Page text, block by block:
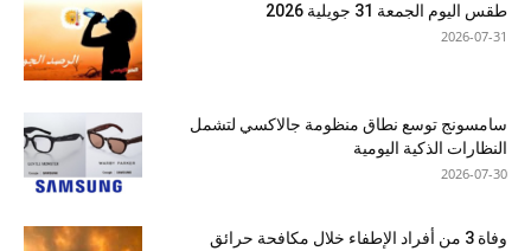
طقس اليوم الجمعة 31 جويلية 2026
2026-07-31
سامسونج توسع نطاق منظومة جالاكسي لتشمل
النظارات الذكية اليومية
2026-07-30
وفاة 3 من أفراد الإطفاء خلال مكافحة حرائق